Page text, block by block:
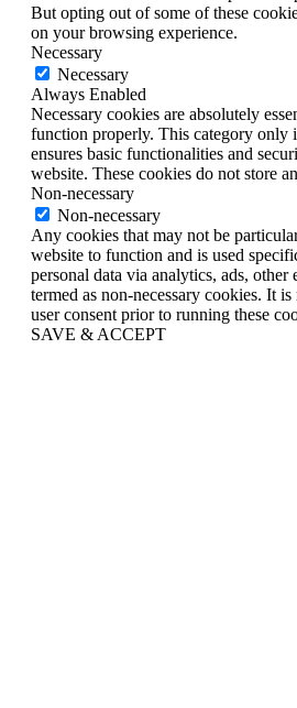
But opting out of some of these
on your browsing experience.
Necessary
Necessary
Always Enabled
Necessary cookies are absolutely
function properly. This category only
ensures basic functionalities and
website. These cookies do not store
Non-necessary
Non-necessary
Any cookies that may not be
website to function and is used
personal data via analytics, ads, other
termed as non-necessary cookies. It
user consent prior to running these
SAVE & ACCEPT